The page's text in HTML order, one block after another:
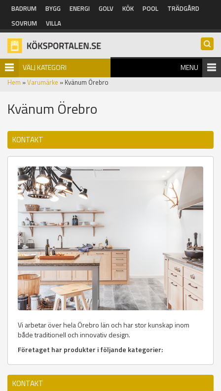
Hoppa till huvudinnehåll
BADRUM BYGG ENERGI GOLV KÖK POOL
TRÄDGÅRD
SOVRUM
VILLA
VÄLJ KATEGORI MENU
Hem »Varumärke » Kvänum Örebro
Kvänum Örebro
KONTAKT
Vi arbetar över hela Örebro län och har stor kunskap inom
både traditionell och innovativ design.
Företaget har produkter i följande kategorier:
KONTAKT